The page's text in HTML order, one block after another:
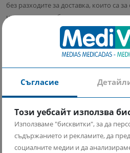
без разходите за доставка, които са
неоправдано забавяне и не по-късно
на която е бил уведомен за
откаже от договора и стоката е
първоначален търговски вид.
освен ако потребителят е изразил
използване на друго платежно
свързано с разходи за потребителя.
(5) При упражняване на правото на
доставените стоки се приспадат от
4, освен в случаите, когато
Съгласие
Този уебсайт използва
Използваме "бисквитки", за да
съдържанието и рекламите, да
социалните медии и да